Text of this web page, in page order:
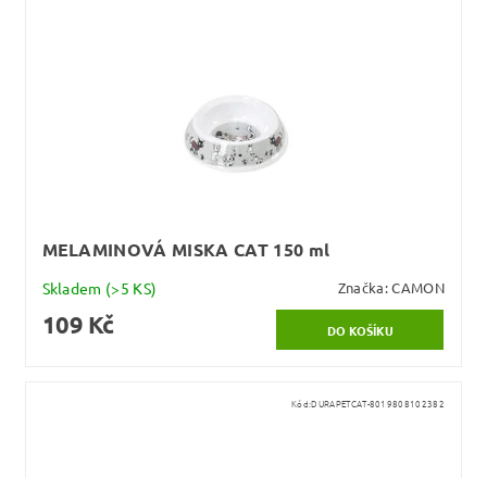
MELAMINOVÁ MISKA CAT 150 ml
Skladem (>5 KS) Značka:CAMON
109 Kč
Kód:DURAPETCAT-8019808102382